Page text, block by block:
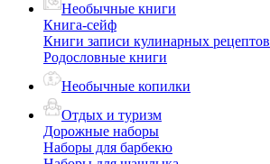
Необычные книги
Книга-сейф
Книги записи кулинарных рецептов
Родословные книги
Необычные копилки
Отдых и туризм
Дорожные наборы
Наборы для барбекю